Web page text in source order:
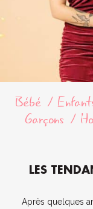
Bébé
Garçons
LES
Après quelques